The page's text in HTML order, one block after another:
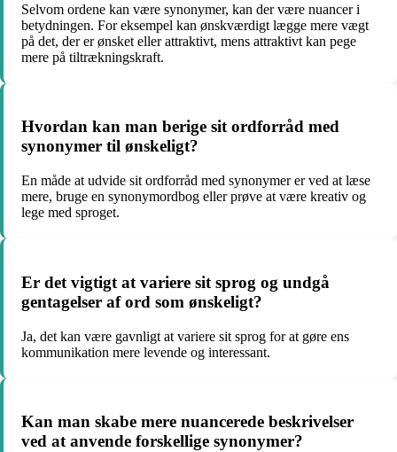
Selvom ordene kan være synonymer, kan der være nuancer i
betydningen. For eksempel kan ønskværdigt lægge mere vægt
på det, der er ønsket eller attraktivt, mens attraktivt kan pege
mere på tiltrækningskraft.
Hvordan kan man berige sit ordforråd med
synonymer til ønskeligt?
En måde at udvide sit ordforråd med synonymer er ved at læse
mere, bruge en synonymordbog eller prøve at være kreativ og
lege med sproget.
Er det vigtigt at variere sit sprog og undgå
gentagelser af ord som ønskeligt?
Ja, det kan være gavnligt at variere sit sprog for at gøre ens
kommunikation mere levende og interessant.
Kan man skabe mere nuancerede beskrivelser
ved at anvende forskellige synonymer?